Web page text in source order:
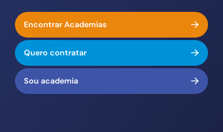
Encontrar Academias
Quero contratar
Sou academia